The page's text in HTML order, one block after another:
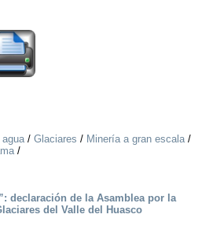
/ Glaciares / Minería a gran escala/
/
declaración de la Asamblea por la
del Valle del Huasco